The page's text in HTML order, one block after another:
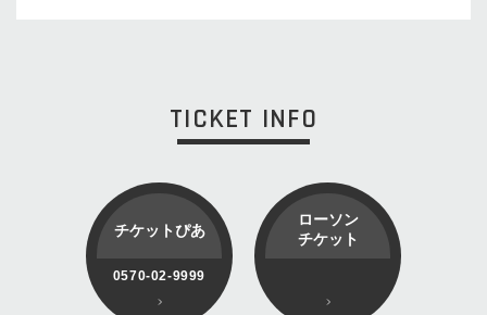
TICKET INFO
チケットぴあ
0570-02-9999
ローソン
チケット